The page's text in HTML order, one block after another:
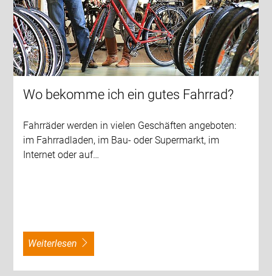
Wo bekomme ich ein gutes Fahrrad?
Fahrräder werden in vielen Geschäften angeboten:
im Fahrradladen, im Bau- oder Supermarkt, im
Internet oder auf…
weiterlesen